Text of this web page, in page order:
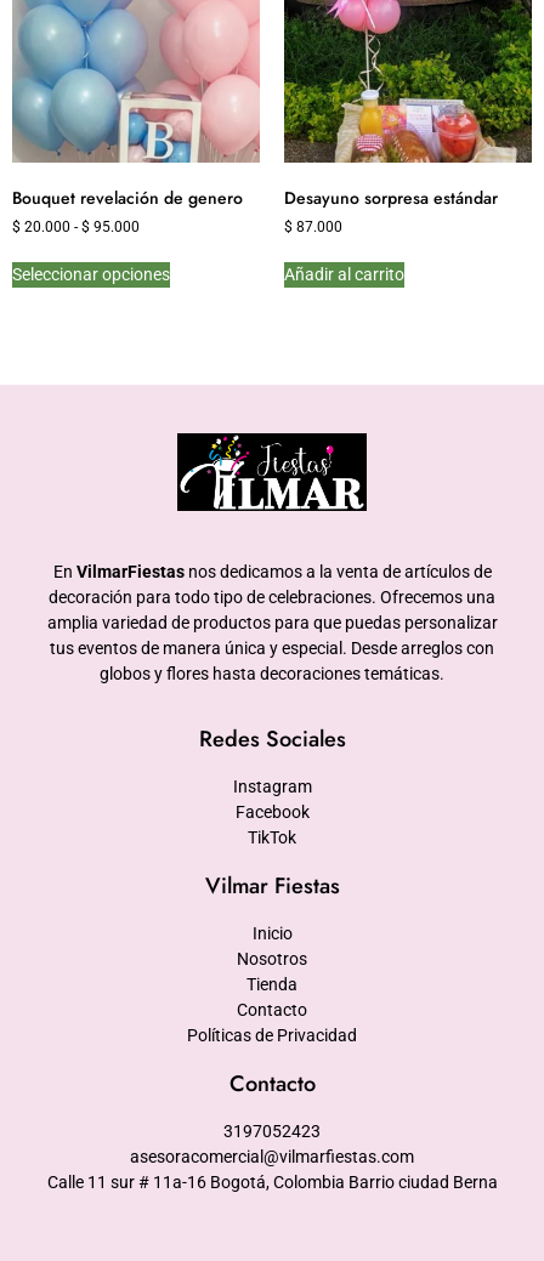
Bouquet revelación de genero
$ 20.000 - $ 95.000
Seleccionar opciones
Desayuno sorpresa estándar
$ 87.000
Añadir al carrito
En VilmarFiestasnos dedicamos a la venta de artículos de
decoración para todo tipo de celebraciones. Ofrecemos una
amplia variedad de productos para que puedas personalizar
tus eventos de manera única y especial. Desde arreglos con
globos y flores hasta decoraciones temáticas.
Redes Sociales
Instagram
Facebook
TikTok
Vilmar Fiestas
Inicio
Nosotros
Tienda
Contacto
Políticas de Privacidad
Contacto
3197052423
asesoracomercial@vilmarfiestas.com
Calle 11 sur # 11a-16 Bogotá, Colombia Barrio ciudad Berna